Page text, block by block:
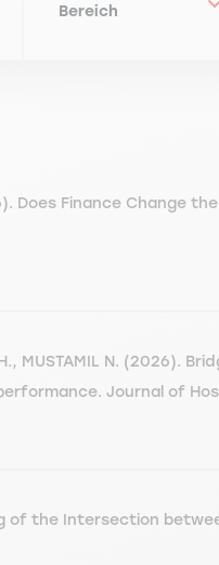
Does Finance
H., MUSTAMIL N.
Journal of
of the Intersection